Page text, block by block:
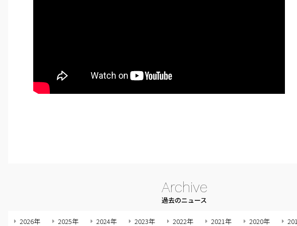
Archive
過去のニュース
2026年 2025年 2024年 2023年 2022年 2021年 2020年